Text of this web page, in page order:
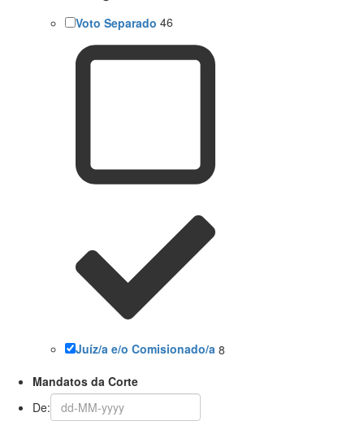
Voto Separado 46
Juíz/a e/o Comisionado/a 8
Mandatos da Corte
De: